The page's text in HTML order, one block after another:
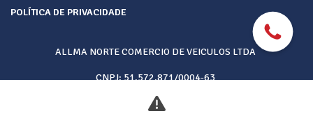
POLÍTICA DE PRIVACIDADE
ALLMA NORTE COMERCIO DE VEICULOS LTDA
CNPJ: 51.572.871/0004-63